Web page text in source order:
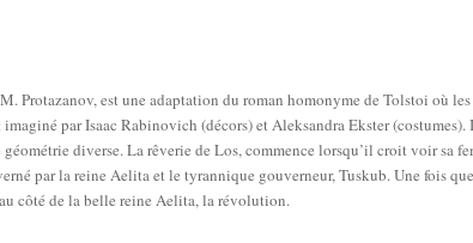
Protazanov, est une adaptation du roman homonyme de Tolstoi où
imaginé par Isaac Rabinovich (décors) et Aleksandra Ekster
diverse. La rêverie de Los, commence lorsqu’il croit voir sa
par la reine Aelita et le tyrannique gouverneur, Tuskub. Une fois
côté de la belle reine Aelita, la révolution.